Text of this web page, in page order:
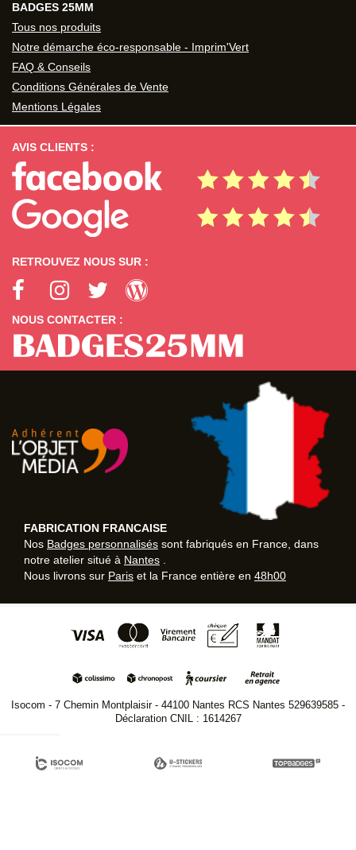
BADGES 25MM
Tous nos produits
Notre démarche éco-responsable - Imprim'Vert
FAQ & Conseils
Conditions Générales de Vente
Mentions Légales
AVIS CLIENTS :
RETROUVEZ NOUS SUR :
NOUS CONTACTER :
FABRICATION FRANCAISE
Nos Badges personnalisés sont fabriqués en France, dans
notre atelier situé à Nantes
Nous livrons sur Paris et la France entière en 48h00
Isocom - 7 Chemin Montplaisir - 44100 Nantes RCS Nantes 529639585 -
Déclaration CNIL : 1614267